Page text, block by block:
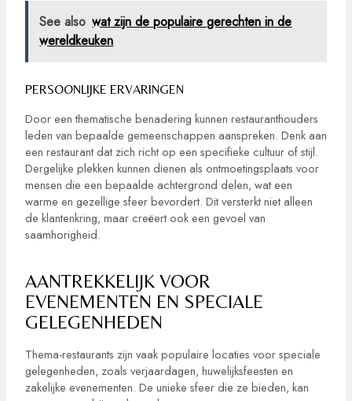
See also wat zijn de populaire gerechten in de
wereldkeuken
PERSOONLIJKE ERVARINGEN
Door een thematische benadering kunnen restauranthouders
leden van bepaalde gemeenschappen aanspreken. Denk aan
een restaurant dat zich richt op een specifieke cultuur of stijl.
Dergelijke plekken kunnen dienen als ontmoetingsplaats voor
mensen die een bepaalde achtergrond delen, wat een
warme en gezellige sfeer bevordert. Dit versterkt niet alleen
de klantenkring, maar creëert ook een gevoel van
saamhorigheid.
AANTREKKELIJK VOOR
EVENEMENTEN EN SPECIALE
GELEGENHEDEN
Thema-restaurants zijn vaak populaire locaties voor speciale
gelegenheden, zoals verjaardagen, huwelijksfeesten en
zakelijke evenementen. De unieke sfeer die ze bieden, kan